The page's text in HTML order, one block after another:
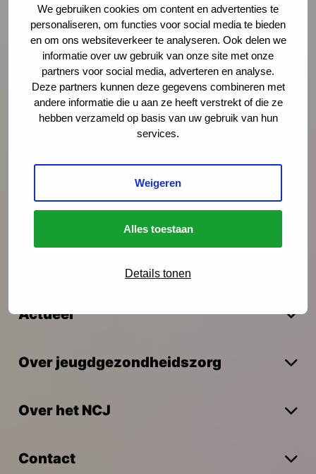
We gebruiken cookies om content en advertenties te
personaliseren, om functies voor social media te bieden
en om ons websiteverkeer te analyseren. Ook delen we
informatie over uw gebruik van onze site met onze
partners voor social media, adverteren en analyse.
Deze partners kunnen deze gegevens combineren met
andere informatie die u aan ze heeft verstrekt of die ze
hebben verzameld op basis van uw gebruik van hun
services.
Weigeren
Alles toestaan
Details tonen
Onze nieuwsbrief ontvangen?
Schrijf je in
Preventie
Interventies
Actueel
Over jeugdgezondheidszorg
Over het NCJ
Contact